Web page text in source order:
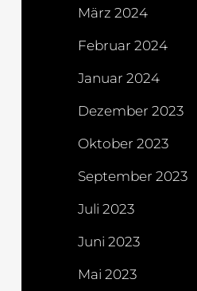
März 2024
Februar 2024
Januar 2024
Dezember 2023
Oktober 2023
September 2023
Juli 2023
Juni 2023
Mai 2023